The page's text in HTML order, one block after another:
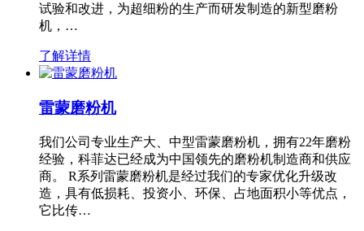
试验和改进，为超细粉的生产而研发制造的新型磨粉
机，…
了解详情
雷蒙磨粉机
我们公司专业生产大、中型雷蒙磨粉机，拥有22年磨粉
经验，科菲达已经成为中国领先的磨粉机制造商和供应
商。 R系列雷蒙磨粉机是经过我们的专家优化升级改
造，具有低损耗、投资小、环保、占地面积小等优点，
它比传…